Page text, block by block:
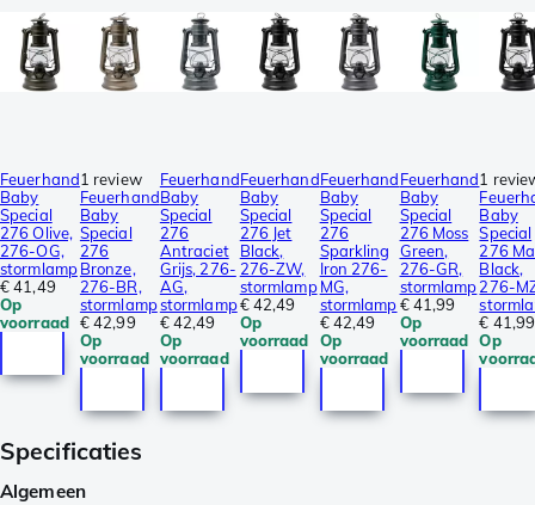
Feuerhand
Baby
Special
276 Olive,
276-OG,
stormlamp
€ 41,49
Op
voorraad
1 review
Feuerhand
Baby
Special
276
Bronze,
276-BR,
stormlamp
€ 42,99
Op
voorraad
Feuerhand
Baby
Special
276
Antraciet
Grijs, 276-
AG,
stormlamp
€ 42,49
Op
voorraad
Feuerhand
Baby
Special
276 Jet
Black,
276-ZW,
stormlamp
€ 42,49
Op
voorraad
Feuerhand
Baby
Special
276
Sparkling
Iron 276-
MG,
stormlamp
€ 42,49
Op
voorraad
Feuerhand
Baby
Special
276 Moss
Green,
276-GR,
stormlamp
€ 41,99
Op
voorraad
1
Baby
Special
276
Black,
276-
€ 41,99
Op
Specificaties
Algemeen